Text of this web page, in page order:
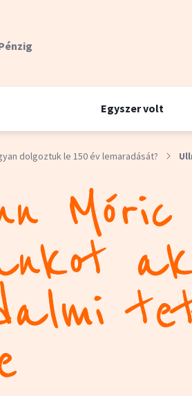
Egyszer volt
dolgoztuk le 150 év lemaradását?